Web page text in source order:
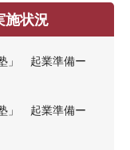
施状況
」 起業準備ー
」 起業準備ー